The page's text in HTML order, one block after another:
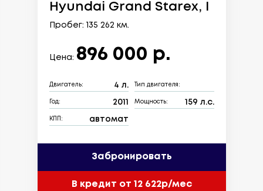
Hyundai Grand Starex, I
Пробег: 135 262 км.
Цена: 896 000 р.
Двигатель: 4 л. Тип двигателя:
Год: 2011 Мощность: 159 л.с.
КПП: автомат
Забронировать
В кредит от 12 622р/мес